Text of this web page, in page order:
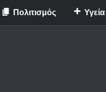
Πολιτισμός Υγεία